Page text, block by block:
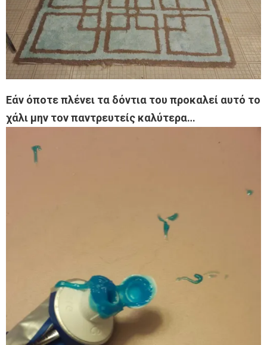
Εάν όποτε πλένει τα δόντια του προκαλεί αυτό το
χάλι μην τον παντρευτείς καλύτερα…